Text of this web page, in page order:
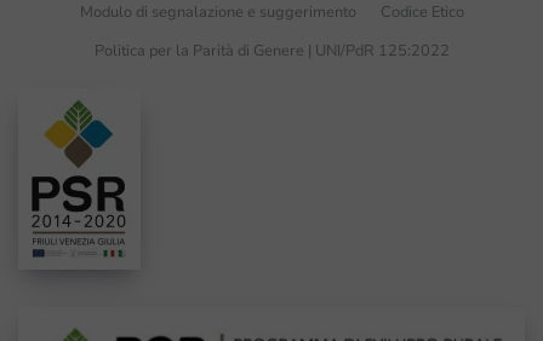
Modulo di segnalazione e suggerimento
Codice Etico
Politica per la Parità di Genere | UNI/PdR 125:2022